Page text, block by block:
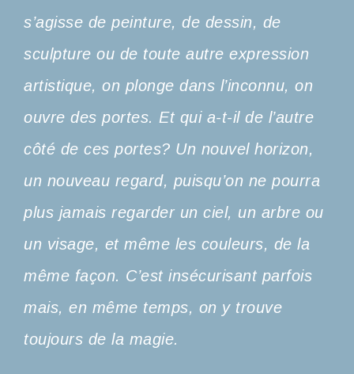
s’agisse de peinture, de dessin, de
sculpture ou de toute autre expression
artistique, on plonge dans l’inconnu, on
ouvre des portes. Et qui a-t-il de l’autre
côté de ces portes? Un nouvel horizon,
un nouveau regard, puisqu’on ne pourra
plus jamais regarder un ciel, un arbre ou
un visage, et même les couleurs, de la
même façon. C’est insécurisant parfois
mais, en même temps, on y trouve
toujours de la magie.